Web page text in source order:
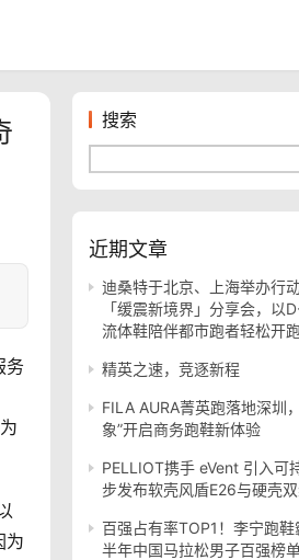
务
为
搜索
近期文章
迪桑特于北京、上海举办行
「缓震新境界」分享会，以
流体鞋陪伴都市跑者轻松开跑
精英之速，竞逐新程
FILA AURA菁英跑落地深圳
象”开启商务跑鞋新体验
PELLIOT携手 eVent 引入可
步发布软壳风盾E26与硬壳
百强占有率TOP1！李宁跑
半年中国马拉松男子百强榜